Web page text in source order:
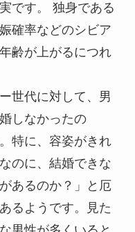
です。 独身である
確率などのシビア
齢が上がるにつれ
世代に対して、男
しなかったの
特に、容姿がきれ
のに、結婚できな
あるのか？」と厄
るようです。見た